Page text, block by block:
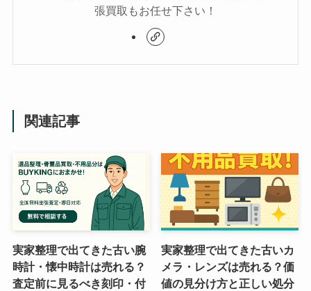
張買取もお任せ下さい！
関連記事
実家整理で出てきた古い腕
時計・懐中時計は売れる？
査定前に見るべき刻印・付
実家整理で出てきた古いカ
メラ・レンズは売れる？価
値の見分け方と正しい処分